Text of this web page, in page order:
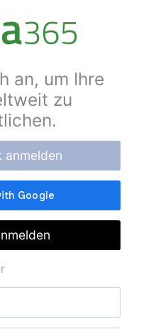
an, um Ihre
zu
anmelden